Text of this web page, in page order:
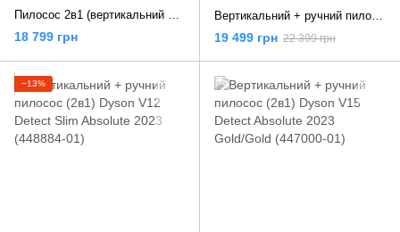
Пилосос 2в1 (вертикальний + ручний) Dyson Cyclone V10 Absolute (394115-01)
18 799 грн
Вертикальний + ручний пилосос (2в1) Dyson V11 (446976-01)
19 499 грн 22 399 грн
−13%